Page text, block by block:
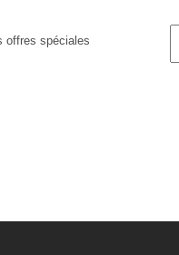
offres spéciales